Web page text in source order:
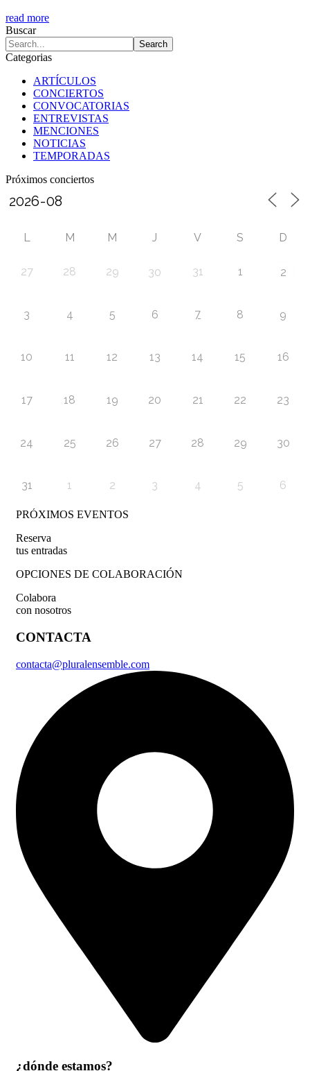
read more
Buscar
Categorias
ARTÍCULOS
CONCIERTOS
CONVOCATORIAS
ENTREVISTAS
MENCIONES
NOTICIAS
TEMPORADAS
Próximos conciertos
L M M J V S D
27 28 29 30 31 1 2
3 4 5 6 7 8 9
10 11 12 13 14 15 16
17 18 19 20 21 22 23
24 25 26 27 28 29 30
31 1 2 3 4 5 6
PRÓXIMOS EVENTOS
Reserva
tus entradas
OPCIONES DE COLABORACIÓN
Colabora
con nosotros
CONTACTA
contacta@pluralensemble.com
¿dónde estamos?